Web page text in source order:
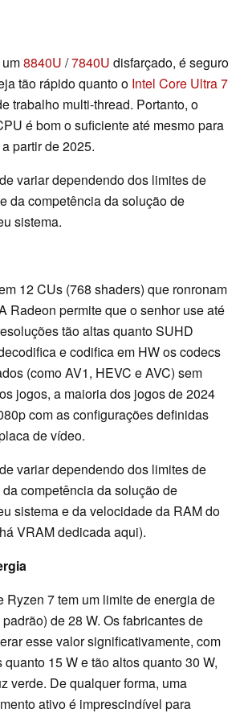
8840U /7840U disfarçado, é seguro
tão rápido quanto o Intel Core Ultra 7
trabalho multi-thread. Portanto, o
é bom o suficiente até mesmo para
partir de 2025.
variar dependendo dos limites de
da competência da solução de
sistema.
12 CUs (768 shaders) que ronronam
Radeon permite que o senhor use até
tão altas quanto SUHD
e codifica em HW os codecs
(como AV1, HEVC e AVC) sem
jogos, a maioria dos jogos de 2024
com as configurações definidas
de vídeo.
variar dependendo dos limites de
competência da solução de
sistema e da velocidade da RAM do
VRAM dedicada aqui).
Ryzen 7 tem um limite de energia de
de 28 W. Os fabricantes de
esse valor significativamente, com
15 W e tão altos quanto 30 W,
verde. De qualquer forma, uma
ativo é imprescindível para